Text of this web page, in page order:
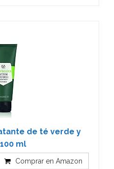
de té verde y
ml
Comprar en Amazon